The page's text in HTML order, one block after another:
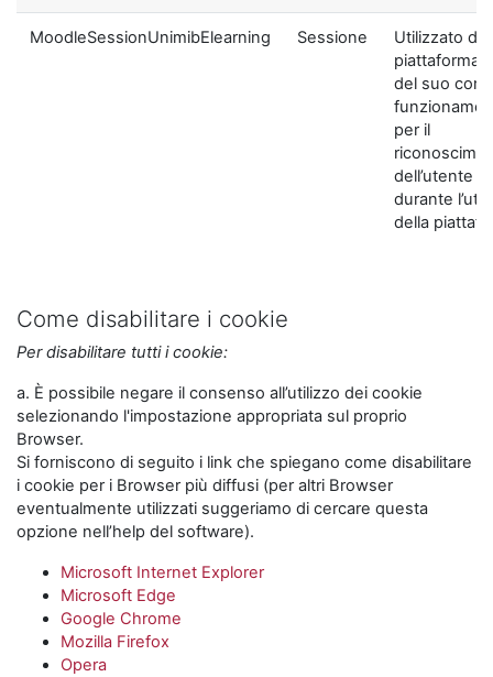
MoodleSessionUnimibElearning Sessione
Utilizzato
piattaforma
del suo
per il
dell’utente
durante
della
Come disabilitare i cookie
Per disabilitare tutti i cookie:
a. È possibile negare il consenso all’utilizzo dei cookie
selezionando l'impostazione appropriata sul proprio
Browser.
Si forniscono di seguito i link che spiegano come disabilitare
i cookie per i Browser più diffusi (per altri Browser
eventualmente utilizzati suggeriamo di cercare questa
opzione nell’help del software).
Microsoft Internet Explorer
Microsoft Edge
Google Chrome
Mozilla Firefox
Opera